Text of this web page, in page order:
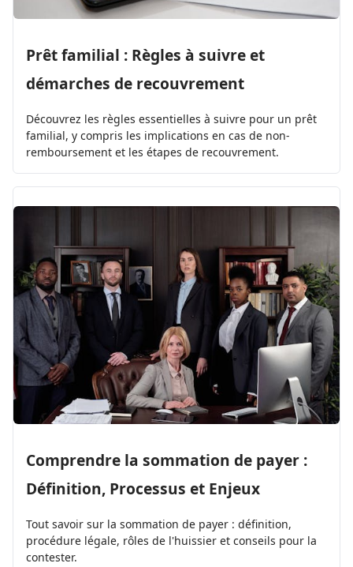
Prêt familial : Règles à suivre et
démarches de recouvrement
Découvrez les règles essentielles à suivre pour un prêt
familial, y compris les implications en cas de non-
remboursement et les étapes de recouvrement.
Comprendre la sommation de payer :
Définition, Processus et Enjeux
Tout savoir sur la sommation de payer : définition,
procédure légale, rôles de l'huissier et conseils pour la
contester.